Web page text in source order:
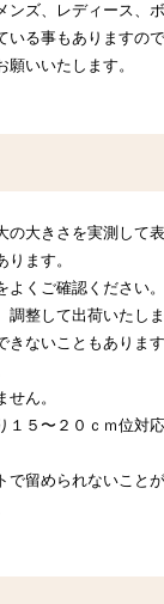
ズ、レディース、
る事もありますので
いいたします。
大きさを実測して表
ます。
くご確認ください。
整して出荷いたしま
ないこともあります
ん。
５〜２０ｃｍ位対
留められないことが